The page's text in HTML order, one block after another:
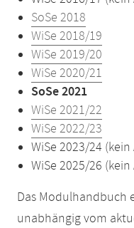
SoSe 2018
WiSe 2018/19
WiSe 2019/20
WiSe 2020/21
SoSe 2021
WiSe 2021/22
WiSe 2022/23
WiSe 2023/24
WiSe 2025/26
Das Modulhandbuch
unabhängig vom